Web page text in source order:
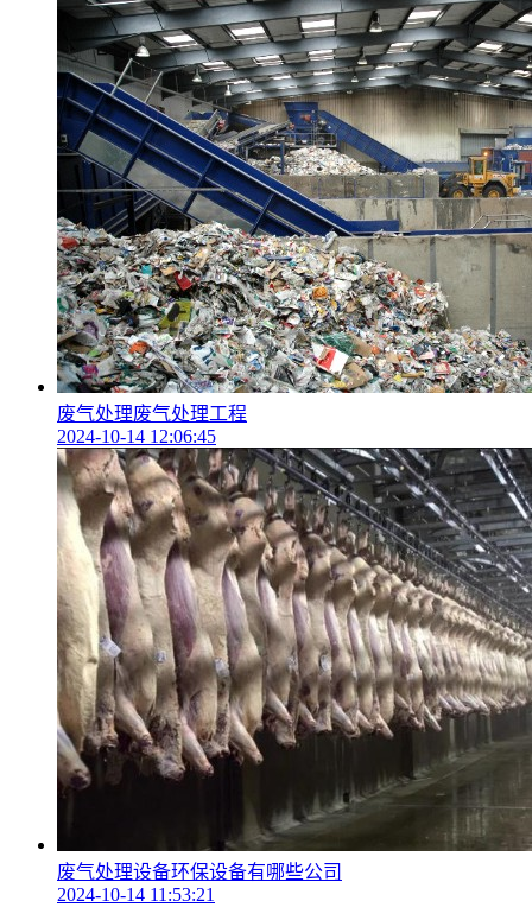
废气处理废气处理工程
2024-10-14 12:06:45
废气处理设备环保设备有哪些公司
2024-10-14 11:53:21